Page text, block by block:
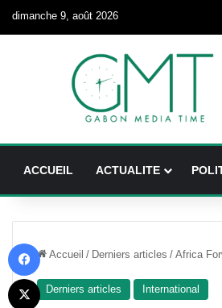
dimanche 9, août 2026
ACCUEIL ACTUALITE
Accueil / Derniers articles / Africa
Derniers articles International
X